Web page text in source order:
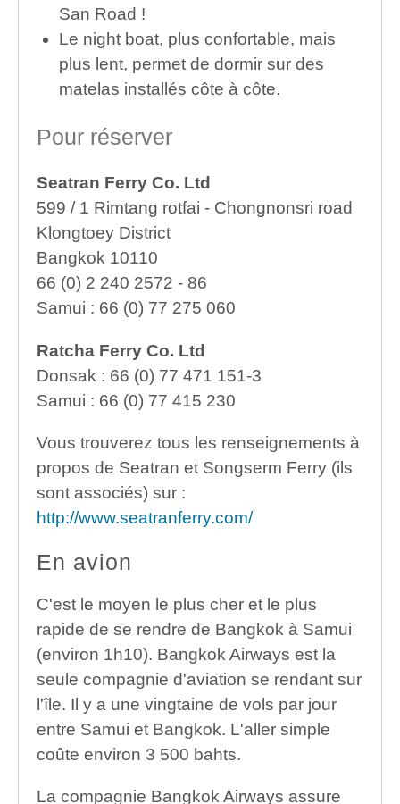
San Road !
Le night boat, plus confortable, mais
plus lent, permet de dormir sur des
matelas installés côte à côte.
Pour réserver
Seatran Ferry Co. Ltd
599 / 1 Rimtang rotfai - Chongnonsri road
Klongtoey District
Bangkok 10110
66 (0) 2 240 2572 - 86
Samui : 66 (0) 77 275 060
Ratcha Ferry Co. Ltd
Donsak : 66 (0) 77 471 151-3
Samui : 66 (0) 77 415 230
Vous trouverez tous les renseignements à
propos de Seatran et Songserm Ferry (ils
sont associés) sur :
http://www.seatranferry.com/
En avion
C'est le moyen le plus cher et le plus
rapide de se rendre de Bangkok à Samui
(environ 1h10). Bangkok Airways est la
seule compagnie d'aviation se rendant sur
l'île. Il y a une vingtaine de vols par jour
entre Samui et Bangkok. L'aller simple
coûte environ 3 500 bahts.
La compagnie Bangkok Airways assure